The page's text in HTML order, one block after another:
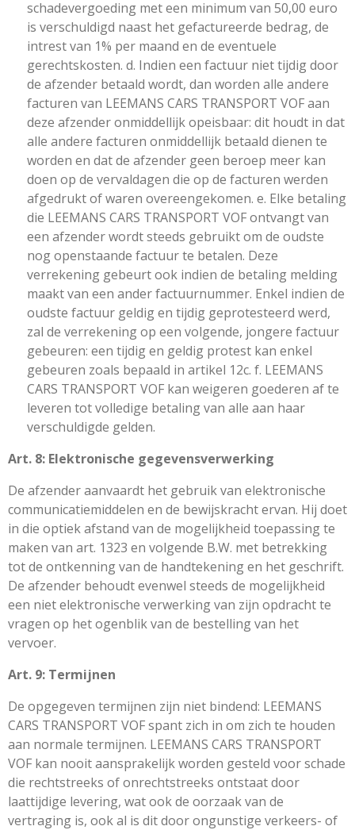
schadevergoeding met een minimum van 50,00 euro
is verschuldigd naast het gefactureerde bedrag, de
intrest van 1% per maand en de eventuele
gerechtskosten. d. Indien een factuur niet tijdig door
de afzender betaald wordt, dan worden alle andere
facturen van LEEMANS CARS TRANSPORT VOF aan
deze afzender onmiddellijk opeisbaar: dit houdt in dat
alle andere facturen onmiddellijk betaald dienen te
worden en dat de afzender geen beroep meer kan
doen op de vervaldagen die op de facturen werden
afgedrukt of waren overeengekomen. e. Elke betaling
die LEEMANS CARS TRANSPORT VOF ontvangt van
een afzender wordt steeds gebruikt om de oudste
nog openstaande factuur te betalen. Deze
verrekening gebeurt ook indien de betaling melding
maakt van een ander factuurnummer. Enkel indien de
oudste factuur geldig en tijdig geprotesteerd werd,
zal de verrekening op een volgende, jongere factuur
gebeuren: een tijdig en geldig protest kan enkel
gebeuren zoals bepaald in artikel 12c. f. LEEMANS
CARS TRANSPORT VOF kan weigeren goederen af te
leveren tot volledige betaling van alle aan haar
verschuldigde gelden.
Art. 8: Elektronische gegevensverwerking
De afzender aanvaardt het gebruik van elektronische
communicatiemiddelen en de bewijskracht ervan. Hij doet
in die optiek afstand van de mogelijkheid toepassing te
maken van art. 1323 en volgende B.W. met betrekking
tot de ontkenning van de handtekening en het geschrift.
De afzender behoudt evenwel steeds de mogelijkheid
een niet elektronische verwerking van zijn opdracht te
vragen op het ogenblik van de bestelling van het
vervoer.
Art. 9: Termijnen
De opgegeven termijnen zijn niet bindend: LEEMANS
CARS TRANSPORT VOF spant zich in om zich te houden
aan normale termijnen. LEEMANS CARS TRANSPORT
VOF kan nooit aansprakelijk worden gesteld voor schade
die rechtstreeks of onrechtstreeks ontstaat door
laattijdige levering, wat ook de oorzaak van de
vertraging is, ook al is dit door ongunstige verkeers- of